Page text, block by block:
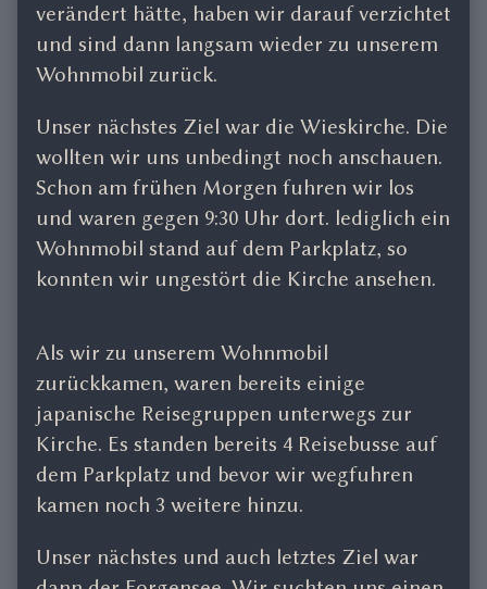
verändert hätte, haben wir darauf verzichtet
und sind dann langsam wieder zu unserem
Wohnmobil zurück.
Unser nächstes Ziel war die Wieskirche. Die
wollten wir uns unbedingt noch anschauen.
Schon am frühen Morgen fuhren wir los
und waren gegen 9:30 Uhr dort. lediglich ein
Wohnmobil stand auf dem Parkplatz, so
konnten wir ungestört die Kirche ansehen.
Als wir zu unserem Wohnmobil
zurückkamen, waren bereits einige
japanische Reisegruppen unterwegs zur
Kirche. Es standen bereits 4 Reisebusse auf
dem Parkplatz und bevor wir wegfuhren
kamen noch 3 weitere hinzu.
Unser nächstes und auch letztes Ziel war